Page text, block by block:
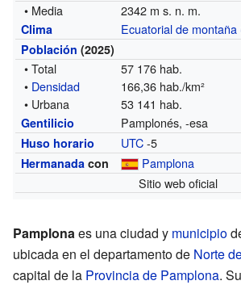
• Media 2342 m s. n. m.
Clima Ecuatorial de montaña
Población (2025)
• Total
57 176 hab.
• Densidad
166,36 hab./km²
• Urbana
53 141 hab.
Gentilicio Pamplonés, -esa
Huso horario UTC-5
Hermanada con
Pamplona
Sitio web oficial
Pamplonaes una ciudad y municipio
ubicada en el departamento de Norte
capital de la Provincia de Pamplona.